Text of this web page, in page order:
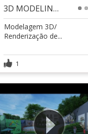
3D MODELING / RENDER / PRINTER 3D
Modelagem 3D/
Renderização de...
1